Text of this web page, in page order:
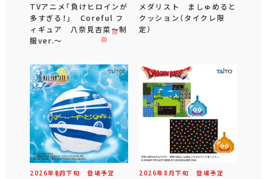
TVアニメ「負けヒロインが
多すぎる！」 Coreful フ
ィギュア 八奈見杏菜～制
服ver.～
メダリスト ましゅめると
クッション（タイクレ限
定）
2026年8月下旬 登場予定 2026年8 月下旬 登場予定